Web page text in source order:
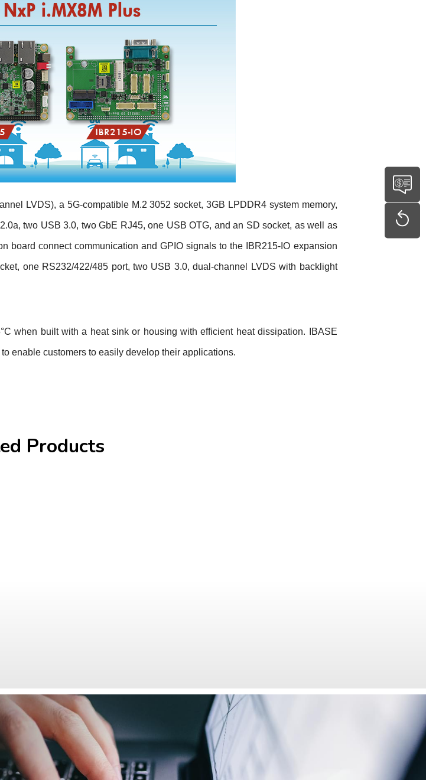
LVDS), a 5G-compatible M.2 3052 socket, 3GB LPDDR4 system memory,
two USB 3.0, two GbE RJ45, one USB OTG, and an SD socket, as well as
board connect communication and GPIO signals to the IBR215-IO expansion
one RS232/422/485 port, two USB 3.0, dual-channel LVDS with backlight
when built with a heat sink or housing with efficient heat dissipation. IBASE
enable customers to easily develop their applications.
Products